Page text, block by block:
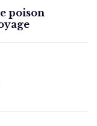
poison